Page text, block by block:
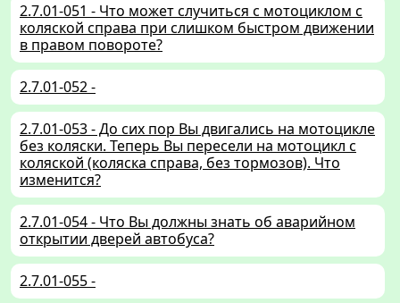
2.7.01-051 - Что может случиться с мотоциклом с
коляской справа при слишком быстром движении
в правом повороте?
2.7.01-052 -
2.7.01-053 - До сих пор Вы двигались на мотоцикле
без коляски. Теперь Вы пересели на мотоцикл с
коляской (коляска справа, без тормозов). Что
изменится?
2.7.01-054 - Что Вы должны знать об аварийном
открытии дверей автобуса?
2.7.01-055 -